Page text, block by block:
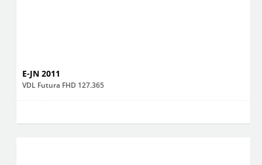
E-JN 2011
VDL Futura FHD 127.365